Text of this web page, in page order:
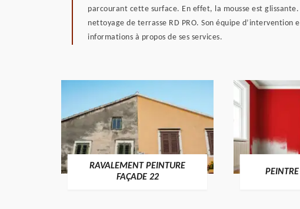
parcourant cette surface. En effet, la mousse est
nettoyage de terrasse RD PRO. Son équipe
informations à propos de ses services.
RAVALEMENT PEINTURE
FAÇADE 22